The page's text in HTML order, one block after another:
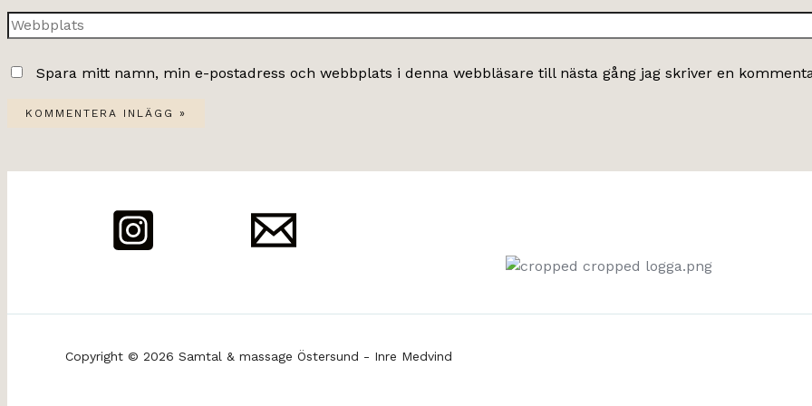
Webbplats
Spara mitt namn, min e-postadress och webbplats i denna webbläsare till nästa gång jag skriver en
Copyright © 2026 Samtal & massage Östersund - Inre Medvind